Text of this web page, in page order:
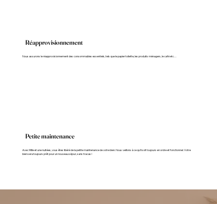
Réapprovisionnement
Nous assurons le réapprovisionnement des consommables essentiels, tels que le papier toilette, les produits ménagers, le café etc…
Petite maintenance
Avec Mille et une nuitées, vous êtes libéré de la petite maintenance de votre bien. Nous veillons à ce qu'il soit toujours en ordre et fonctionnel. Votre
bien sera toujours prêt pour un nouveau séjour, sans tracas !